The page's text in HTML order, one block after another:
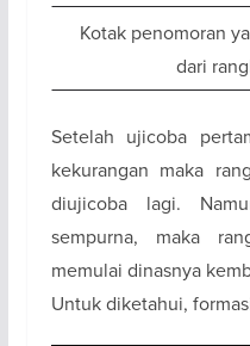
Kotak penomoran
dari
Setelah ujicoba
kekurangan maka
diujicoba lagi.
sempurna, maka
memulai dinasnya
Untuk diketahui,